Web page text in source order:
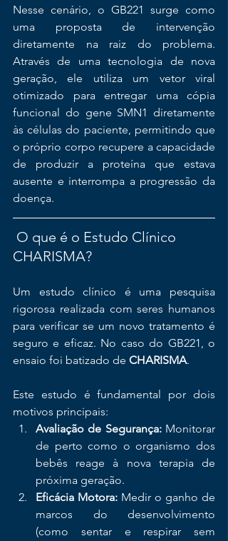
Nesse cenário, o GB221 surge como
uma proposta de intervenção
diretamente na raiz do problema.
Através de uma tecnologia de nova
geração, ele utiliza um vetor viral
otimizado para entregar uma cópia
funcional do gene SMN1 diretamente
às células do paciente, permitindo que
o próprio corpo recupere a capacidade
de produzir a proteína que estava
ausente e interrompa a progressão da
doença.
O que é o Estudo Clínico
CHARISMA?
Um estudo clínico é uma pesquisa
rigorosa realizada com seres humanos
para verificar se um novo tratamento é
seguro e eficaz. No caso do GB221, o
ensaio foi batizado de CHARISMA.
Este estudo é fundamental por dois
motivos principais:
Avaliação de Segurança: Monitorar
de perto como o organismo dos
bebês reage à nova terapia de
próxima geração.
Eficácia Motora: Medir o ganho de
marcos do desenvolvimento
(como sentar e respirar sem